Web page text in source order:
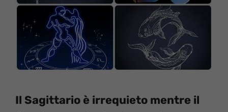
Il Sagittario è irrequieto mentre il